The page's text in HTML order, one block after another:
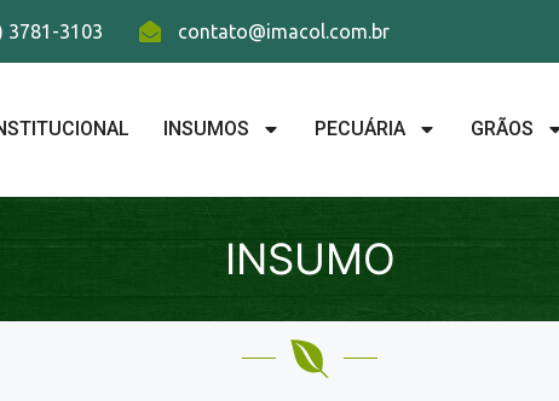
3781-3103 contato@imacol.com.br
INSUMOS PECUÁRIA GRÃOS
INSUMO